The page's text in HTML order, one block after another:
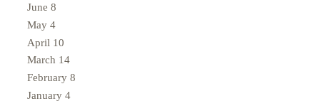
June 8
May 4
April 10
March 14
February 8
January 4